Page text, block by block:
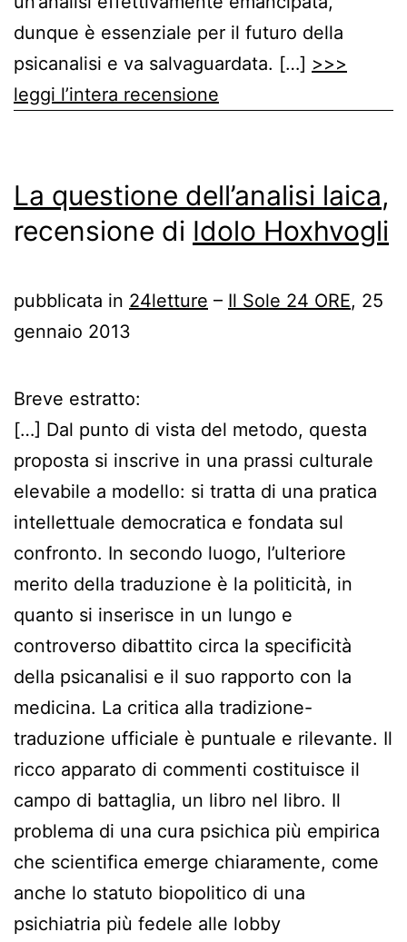
dunque è essenziale per il futuro della
psicanalisi e va salvaguardata. […] >>>
leggi l’intera recensione
La questione dell’analisi laica,
recensione di Idolo Hoxhvogli
pubblicata in 24letture – Il Sole 24 ORE, 25
gennaio 2013
Breve estratto:
[…] Dal punto di vista del metodo, questa
proposta si inscrive in una prassi culturale
elevabile a modello: si tratta di una pratica
intellettuale democratica e fondata sul
confronto. In secondo luogo, l’ulteriore
merito della traduzione è la politicità, in
quanto si inserisce in un lungo e
controverso dibattito circa la specificità
della psicanalisi e il suo rapporto con la
medicina. La critica alla tradizione-
traduzione ufficiale è puntuale e rilevante. Il
ricco apparato di commenti costituisce il
campo di battaglia, un libro nel libro. Il
problema di una cura psichica più empirica
che scientifica emerge chiaramente, come
anche lo statuto biopolitico di una
psichiatria più fedele alle lobby